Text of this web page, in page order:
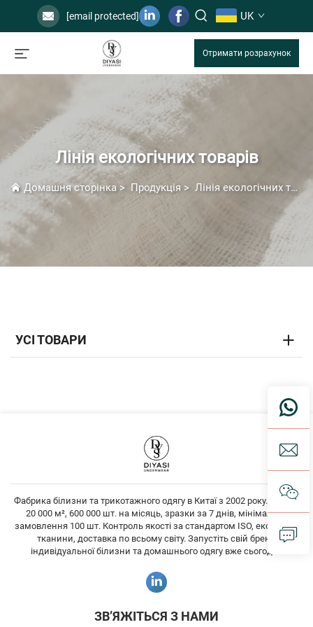
[email protected] UK
Отримати розрахунок
Лінія екологічних товарів
Домашня сторінка> Продукція > Лінія екологічних товарів
УСІ ТОВАРИ
Фабрика білизни та трикотажного одягу в Китаї з 2002 року. Площа
20 000 м², 600 000 шт. на місяць, зразки за 7 днів, мінімальне
замовлення 100 шт. Контроль якості за стандартом ISO, екологічні
тканини, доставка по всьому світу. Запустіть свій бренд
індивідуальної білизни та домашнього одягу вже сьогодні!
ЗВ’ЯЖІТЬСЯ З НАМИ